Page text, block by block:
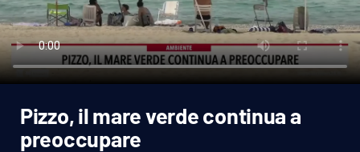
Attualità
Economia e lavoro
Italia Mondo
Pizzo, il mare verde continua a
preoccupare